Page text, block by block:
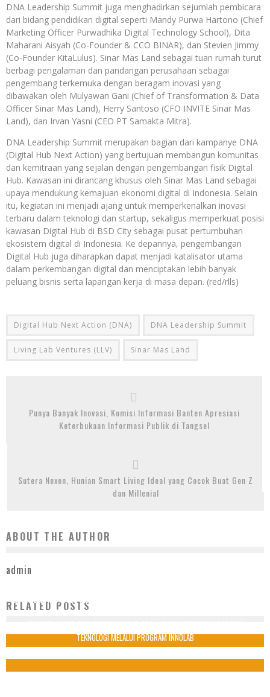
DNA Leadership Summit juga menghadirkan sejumlah pembicara
dari bidang pendidikan digital seperti Mandy Purwa Hartono (Chief
Marketing Officer Purwadhika Digital Technology School), Dita
Maharani Aisyah (Co-Founder & CCO BINAR), dan Stevien Jimmy
(Co-Founder KitaLulus). Sinar Mas Land sebagai tuan rumah turut
berbagi pengalaman dan pandangan perusahaan sebagai
pengembang terkemuka dengan beragam inovasi yang
dibawakan oleh Mulyawan Gani (Chief of Transformation & Data
Officer Sinar Mas Land), Herry Santoso (CFO INVITE Sinar Mas
Land), dan Irvan Yasni (CEO PT Samakta Mitra).
DNA Leadership Summit merupakan bagian dari kampanye DNA
(Digital Hub Next Action) yang bertujuan membangun komunitas
dan kemitraan yang sejalan dengan pengembangan fisik Digital
Hub. Kawasan ini dirancang khusus oleh Sinar Mas Land sebagai
upaya mendukung kemajuan ekonomi digital di Indonesia. Selain
itu, kegiatan ini menjadi ajang untuk memperkenalkan inovasi
terbaru dalam teknologi dan startup, sekaligus memperkuat posisi
kawasan Digital Hub di BSD City sebagai pusat pertumbuhan
ekosistem digital di Indonesia. Ke depannya, pengembangan
Digital Hub juga diharapkan dapat menjadi katalisator utama
dalam perkembangan digital dan menciptakan lebih banyak
peluang bisnis serta lapangan kerja di masa depan. (red/rlls)
Digital Hub Next Action (DNA) DNA Leadership Summit
Living Lab Ventures (LLV) Sinar Mas Land
Punya Banyak Inovasi, Komisi Informasi Banten Apresiasi
Keterbukaan Informasi Publik di Tangsel
Sutera Nexen, Hunian Smart Living Ideal yang Cocok Buat Gen Z
dan Millenial
ABOUT THE AUTHOR
admin
RELATED POSTS
LIVING LAB VENTURES (LLV) JALIN KERJA SAMA STRATEGIS DENGAN IGPI SINGAPORE
DUKUNG EKSPANSI PERUSAHAAN JEPANG KE INDONESIA
TEKNOLOGI MELALUI PROGRAM INNOLAB